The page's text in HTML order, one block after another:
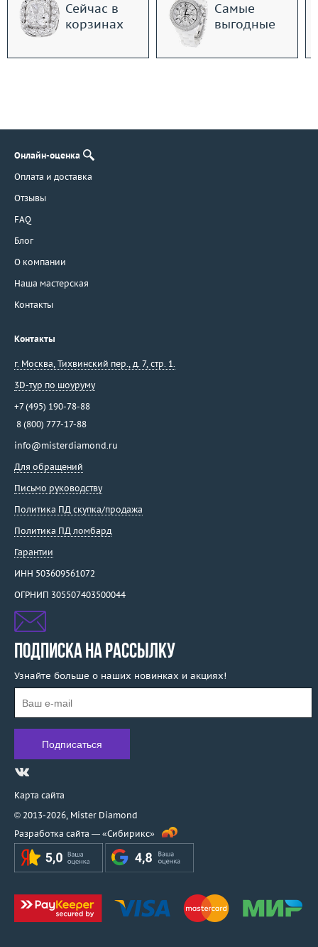
Сейчас в
корзинах
Самые
выгодные
Онлайн-оценка
Оплата и доставка
Отзывы
FAQ
Блог
О компании
Наша мастерская
Контакты
Контакты
г. Москва, Тихвинский пер., д. 7, стр. 1.
3D-тур по шоуруму
+7 (495) 190-78-88
8 (800) 777-17-88
info@misterdiamond.ru
Для обращений
Письмо руководству
Политика ПД скупка/продажа
Политика ПД ломбард
Гарантии
ИНН 503609561072
ОГРНИП 305507403500044
ПОДПИСКА НА РАССЫЛКУ
Узнайте больше о наших новинках и акциях!
Карта сайта
© 2013-2026, Mister Diamond
Разработка сайта — «Сибирикс»